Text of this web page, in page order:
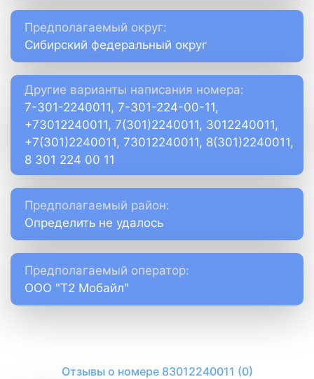
Предполагаемый округ:
Сибирский федеральный округ
Другие варианты написания номера:
7-301-2240011, 7-301-224-00-11,
+73012240011, 7(301)2240011, 3012240011,
+7(301)2240011, 73012240011, 8(301)2240011,
8 301 224 00 11
Предполагаемый район:
Определить не удалось
Предполагаемый оператор:
ООО "Т2 Мобайл"
Отзывы о номере 83012240011 (0)